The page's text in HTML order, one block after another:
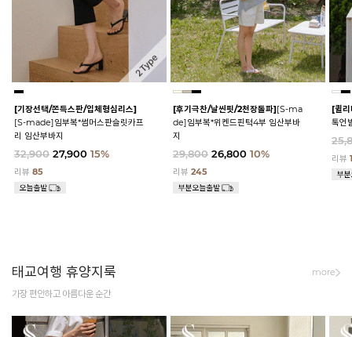
[기장선택/쫀득스판/입체형심리스]
[S-made]임부복*썸머스판슬릿카프
리 임산부바지
32,900 27,900 15%
리뷰 85
[후기극찬/날씬핏/2천장돌파][S-ma
de]임부복*위켄드핀턱4부 임산부바
지
29,800 26,800 10%
리뷰245
[퀼
톡언
리뷰
태교여행 휴양지룩
가장 편안하고 아름다운 순간
more